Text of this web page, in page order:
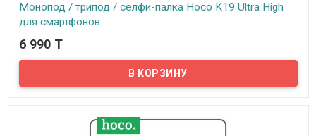
Монопод / трипод / селфи-палка Hoco K19 Ultra High
для смартфонов
В наличии
Hoco K19 – это многофункциональный аксессуар, совмещающий
в себе селфи-палку и трипод.
6 990 T